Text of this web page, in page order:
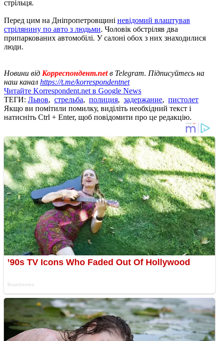
стрільця.
Перед цим на Дніпропетровщині невідомий влаштував
стрілянину по авто з людьми. Чоловік обстріляв два
припаркованих автомобілі. У салоні обох з них знаходилися
люди.
Новини від Корреспондент.netв Telegram. Підписуйтесь на
наш канал https://t.me/korrespondentnet
Читайте Korrespondent.net в Google News
ТЕГИ: Львов, стрельба, полиция, задержание, пистолет
Якщо ви помітили помилку, виділіть необхідний текст і
натисніть Ctrl + Enter, щоб повідомити про це редакцію.